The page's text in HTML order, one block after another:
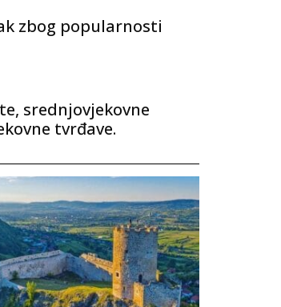
zbog popularnosti
srednjovjekovne
tvrđave.